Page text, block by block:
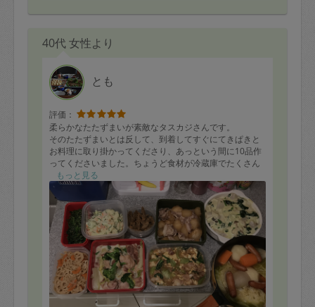
40代 女性より
とも
評価：
柔らかなたたずまいが素敵なタスカジさんです。
そのたたずまいとは反して、到着してすぐにてきぱきと
お料理に取り掛かってくださり、あっという間に10品作
ってくださいました。ちょうど食材が冷蔵庫でたくさん
眠っていた状態だったのですが、古いものから優先して
使ってくださりました。
まだ全部食べられていませんが、数日楽しみです。助か
ります。ありがとうございました。
もっと見る